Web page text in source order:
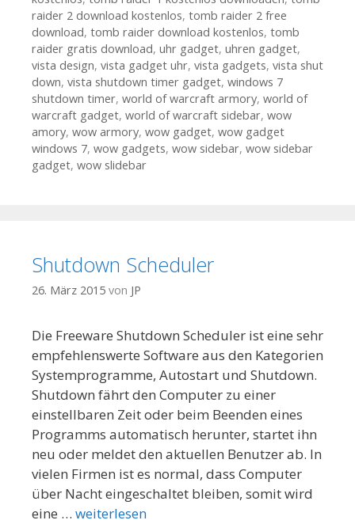
raider 2 download kostenlos, tomb raider 2 free
download, tomb raider download kostenlos, tomb
raider gratis download, uhr gadget, uhren gadget,
vista design, vista gadget uhr, vista gadgets, vista shut
down, vista shutdown timer gadget, windows 7
shutdown timer, world of warcraft armory, world of
warcraft gadget, world of warcraft sidebar, wow
amory, wow armory, wow gadget, wow gadget
windows 7, wow gadgets, wow sidebar, wow sidebar
gadget, wow slidebar
Shutdown Scheduler
26. März 2015 von JP
Die Freeware Shutdown Scheduler ist eine sehr
empfehlenswerte Software aus den Kategorien
Systemprogramme, Autostart und Shutdown.
Shutdown fährt den Computer zu einer
einstellbaren Zeit oder beim Beenden eines
Programms automatisch herunter, startet ihn
neu oder meldet den aktuellen Benutzer ab. In
vielen Firmen ist es normal, dass Computer
über Nacht eingeschaltet bleiben, somit wird
eine … weiterlesen